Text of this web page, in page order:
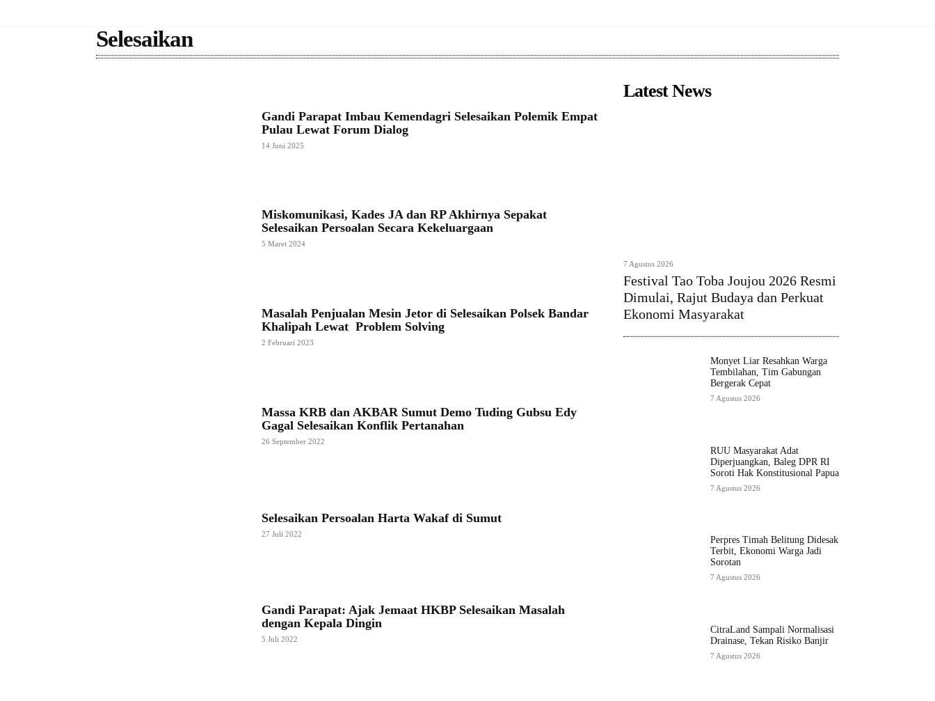
Selesaikan
Gandi Parapat Imbau Kemendagri Selesaikan Polemik Empat
Pulau Lewat Forum Dialog
14 Juni 2025
Miskomunikasi, Kades JA dan RP Akhirnya Sepakat
Selesaikan Persoalan Secara Kekeluargaan
5 Maret 2024
Masalah Penjualan Mesin Jetor di Selesaikan Polsek Bandar
Khalipah Lewat Problem Solving
2 Februari 2023
Massa KRB dan AKBAR Sumut Demo Tuding Gubsu Edy
Gagal Selesaikan Konflik Pertanahan
26 September 2022
Selesaikan Persoalan Harta Wakaf di Sumut
27 Juli 2022
Gandi Parapat: Ajak Jemaat HKBP Selesaikan Masalah
dengan Kepala Dingin
5 Juli 2022
Latest News
7 Agustus 2026
Festival Tao Toba Joujou 2026 Resmi
Dimulai, Rajut Budaya dan Perkuat
Ekonomi Masyarakat
Monyet Liar Resahkan Warga
Tembilahan, Tim Gabungan
Bergerak Cepat
7 Agustus 2026
RUU Masyarakat Adat
Diperjuangkan, Baleg DPR RI
Soroti Hak Konstitusional Papua
7 Agustus 2026
Perpres Timah Belitung Didesak
Terbit, Ekonomi Warga Jadi
Sorotan
7 Agustus 2026
CitraLand Sampali Normalisasi
Drainase, Tekan Risiko Banjir
7 Agustus 2026